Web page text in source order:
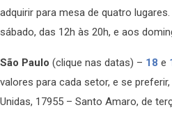
adquirir para mesa de quatro
sábado, das 12h às 20h, e aos
São Paulo (clique nas datas) – 18 e
valores para cada setor, e se
Unidas, 17955 – Santo Amaro, de